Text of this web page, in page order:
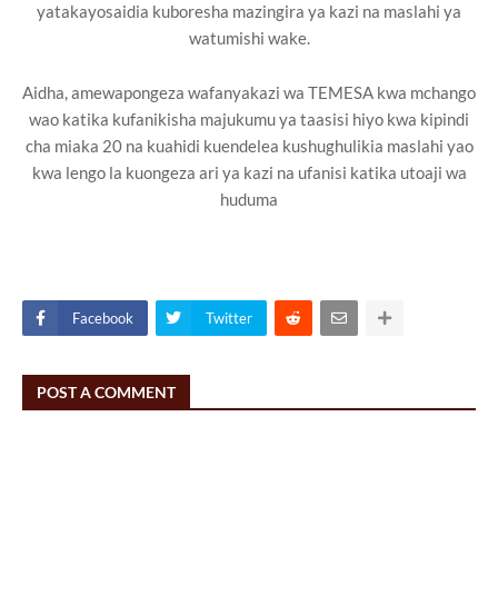
yatakayosaidia kuboresha mazingira ya kazi na maslahi ya
watumishi wake.
Aidha, amewapongeza wafanyakazi wa TEMESA kwa mchango
wao katika kufanikisha majukumu ya taasisi hiyo kwa kipindi
cha miaka 20 na kuahidi kuendelea kushughulikia maslahi yao
kwa lengo la kuongeza ari ya kazi na ufanisi katika utoaji wa
huduma
Facebook Twitter
POST A COMMENT